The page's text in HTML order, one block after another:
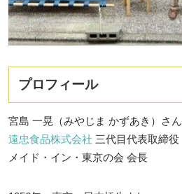
プロフィール
宮島 一晃（みやじま かずあき）さん
遠忠食品株式会社 三代目代表取締役
メイド・イン・東京の会 会長